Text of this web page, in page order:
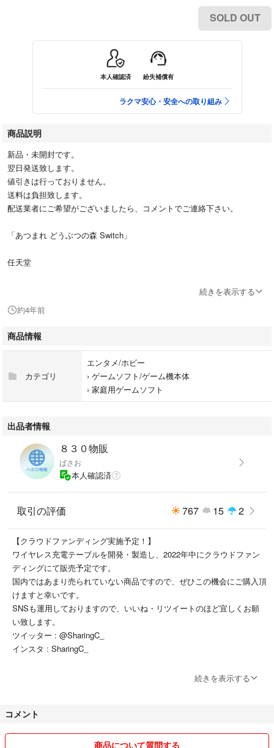
SOLD OUT
本人確認済 紛失補償有
ラクマ安心・安全への取り組み
商品説明
新品・未開封です。
翌日発送致します。
値引きは行っておりません。
送料は負担致します。
配送業者にご希望がございましたら、コメントでご連絡下さい。
「あつまれ どうぶつの森 Switch」
任天堂
#ゲームソフト/ゲーム機本体
#家庭用ゲームソフト
#八三〇物販
220720_383_4982_ラクマ どうぶつの森
続きを表示する
約4年前
商品情報
カテゴリ
エンタメ/ホビー
› ゲームソフト/ゲーム機本体
› 家庭用ゲームソフト
出品者情報
８３０物販
ばさお
本人確認済
取引の評価 767 15 2
【クラウドファンディング実施予定！】
ワイヤレス充電テーブルを開発・製造し、2022年中にクラウドファン
ディングにて販売予定です。
国内ではあまり売られていない商品ですので、ぜひこの機会にご購入頂
けますと幸いです。
SNSも運用しておりますので、いいね・リツイートのほど宜しくお願
い致します。
ツイッター : @SharingC_
インスタ : SharingC_
可能な限り最安値で取引をおこなう
続きを表示する
コメント
商品について質問する